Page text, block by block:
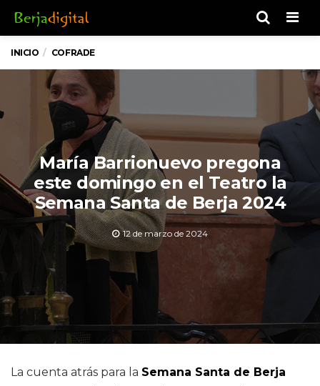
INICIO COFRADE
María Barrionuevo pregona
este domingo en el Teatro la
Semana Santa de Berja 2024
12 de marzo de 2024
La cuenta atrás para la Semana Santa de Berja